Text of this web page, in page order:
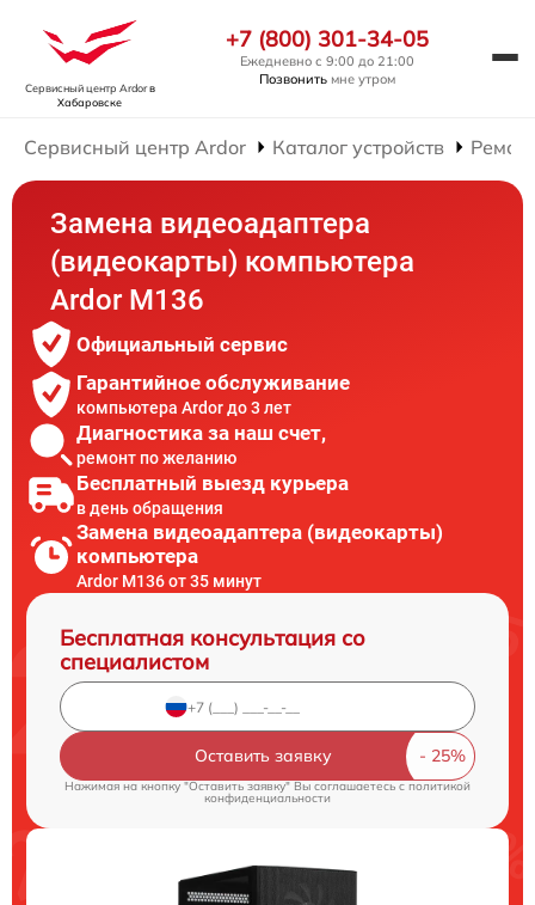
Сервисный центр Ardorв
Хабаровске
+7 (800) 301-34-05
Ежедневно с 9:00 до 21:00
Позвонить мне утром
Сервисный центр Ardor Каталог устройств
Замена видеоадаптера
(видеокарты) компьютера
Ardor M136
Официальный сервис
Гарантийное обслуживание
компьютера Ardor до 3 лет
Диагностика за наш счет,
ремонт по желанию
Бесплатный выезд курьера
в день обращения
Замена видеоадаптера (видеокарты)
компьютера
Ardor M136 от 35 минут
Бесплатная консультация со
специалистом
Оставить заявку
Нажимая на кнопку "Оставить заявку" Вы соглашаетесь cполитикой
конфиденциальности